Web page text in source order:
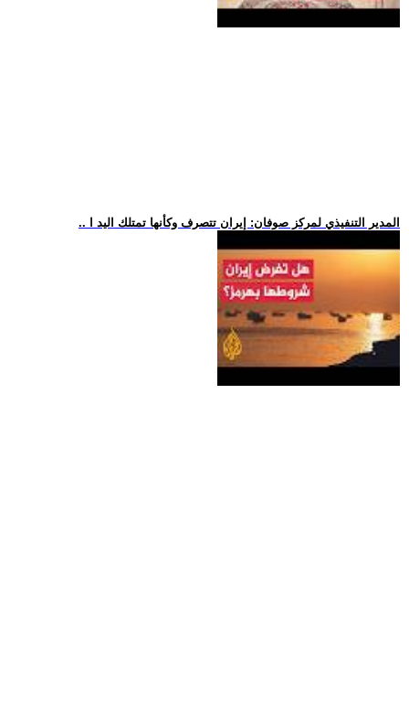
.. المدير التنفيذي لمركز صوفان: إيران تتصرف وكأنها تمتلك اليد ا